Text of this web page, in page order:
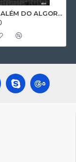
MUITO ALÉM DO ALGORÍTMO: O Direito do Trabalho no Séc. XXI